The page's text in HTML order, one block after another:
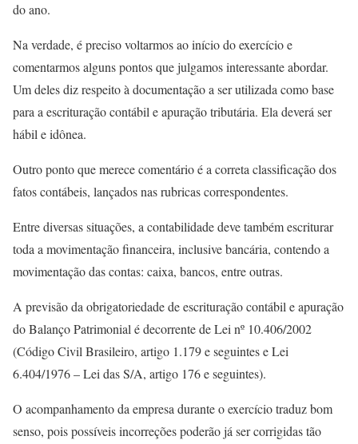
do ano.
Na verdade, é preciso voltarmos ao início do exercício e
comentarmos alguns pontos que julgamos interessante abordar.
Um deles diz respeito à documentação a ser utilizada como base
para a escrituração contábil e apuração tributária. Ela deverá ser
hábil e idônea.
Outro ponto que merece comentário é a correta classificação dos
fatos contábeis, lançados nas rubricas correspondentes.
Entre diversas situações, a contabilidade deve também escriturar
toda a movimentação financeira, inclusive bancária, contendo a
movimentação das contas: caixa, bancos, entre outras.
A previsão da obrigatoriedade de escrituração contábil e apuração
do Balanço Patrimonial é decorrente de Lei nº 10.406/2002
(Código Civil Brasileiro, artigo 1.179 e seguintes e Lei
6.404/1976 – Lei das S/A, artigo 176 e seguintes).
O acompanhamento da empresa durante o exercício traduz bom
senso, pois possíveis incorreções poderão já ser corrigidas tão